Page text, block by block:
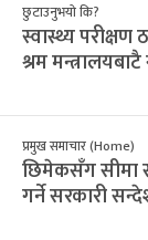
छुटाउनुभयो कि?
स्वास्थ्य
श्रम
प्रमुख समाचार (Home)
छिमेकसँग सीमा
गर्ने सरकारी